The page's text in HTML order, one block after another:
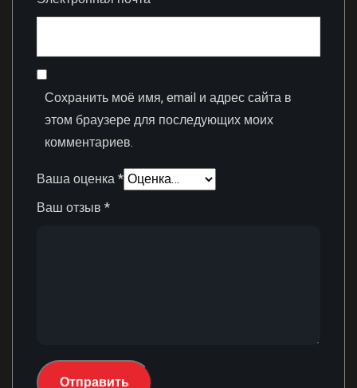
Сохранить моё имя, email и адрес сайта в
этом браузере для последующих моих
комментариев.
Ваша оценка*
Ваш отзыв *